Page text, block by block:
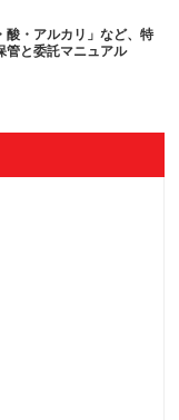
酸・アルカリ」など、特
管と委託マニュアル